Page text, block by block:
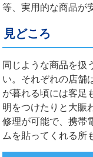
等、実用的な商品が
見どころ
同じような商品を扱
い。それぞれの店舗
が暮れる頃には客足
明をつけたりと大賑
修理が可能で、携帯
ムを貼ってくれる所